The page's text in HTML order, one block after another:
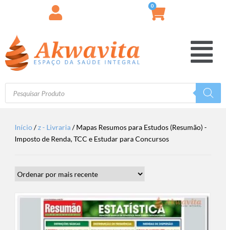
0
Início/z - Livraria/ Mapas Resumos para Estudos (Resumão) -
Imposto de Renda, TCC e Estudar para Concursos